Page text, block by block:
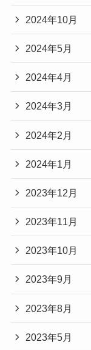
2024年10月
2024年5月
2024年4月
2024年3月
2024年2月
2024年1月
2023年12月
2023年11月
2023年10月
2023年9月
2023年8月
2023年5月